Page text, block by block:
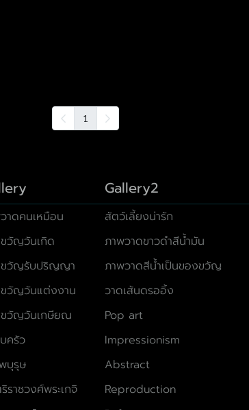
1
าดคนเหมือน
วัญวันเกิด
วัญรับปริญญา
วัญวันแต่งงาน
วัญวันเกษียณ
ครัว
บุรุษ
ราชวงศ์พระเกจิ
Gallery2
สัตว์เลี้ยงน่ารัก
ภาพวาดขาวดำสีน้ำมัน
ภาพวาดสีน้ำเป็นของขวัญ
วาดเส้นดรออิ้ง
Pop art
Impressionism
Abstract
Reproduction